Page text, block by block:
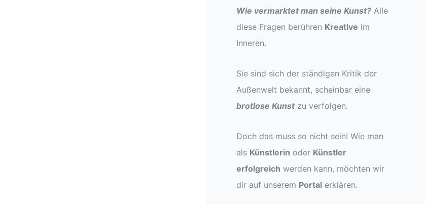
Wie vermarktet man seine Kunst? Alle
diese Fragen berühren Kreative im
Inneren.
Sie sind sich der ständigen Kritik der
Außenwelt bekannt, scheinbar eine
brotlose Kunst zu verfolgen.
Doch das muss so nicht sein! Wie man
als Künstlerin oder Künstler
erfolgreich werden kann, möchten wir
dir auf unserem Portal erklären.